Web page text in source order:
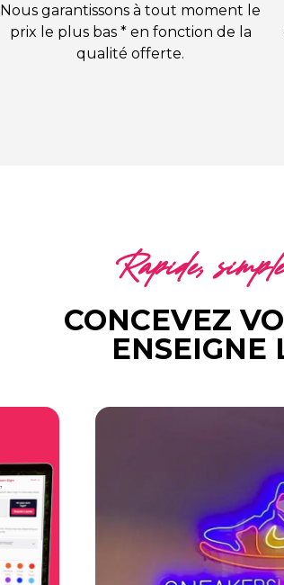
Nous garantissons à tout moment le
prix le plus bas * en fonction de la
qualité offerte.
Rapide,
CONCEVEZ
ENSEIGNE